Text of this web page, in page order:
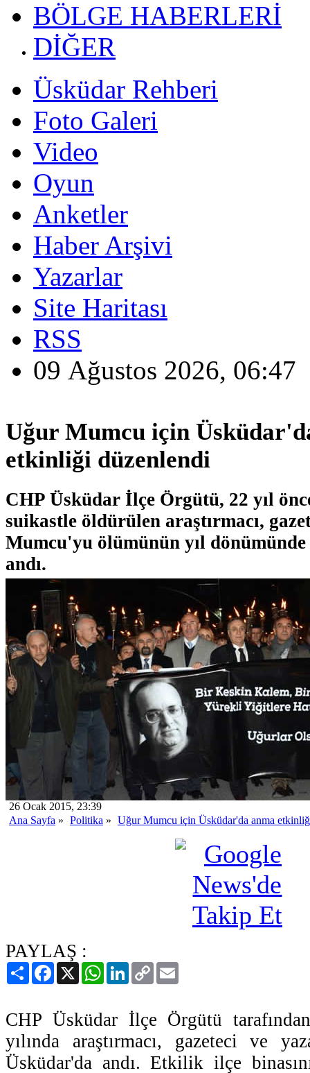
BÖLGE HABERLERİ
DİĞER
Üsküdar Rehberi
Foto Galeri
Video
Oyun
Anketler
Haber Arşivi
Yazarlar
Site Haritası
RSS
09 Ağustos 2026, 06:47
Uğur Mumcu için
etkinliği düzenlendi
CHP Üsküdar İlçe Örgütü, 22 yıl
suikastle öldürülen araştırmacı,
Mumcu'yu ölümünün yıl
andı.
26 Ocak 2015, 23:39
Ana Sayfa » Politika » Uğur Mumcu için Üsküdar'da anma
PAYLAŞ :
PaylaşFacebook
X WhatsAppLinkedIn
Copy
Link
CHP Üsküdar İlçe Örgütü
yılında araştırmacı, gazeteci ve
Üsküdar'da andı. Etkilik ilçe